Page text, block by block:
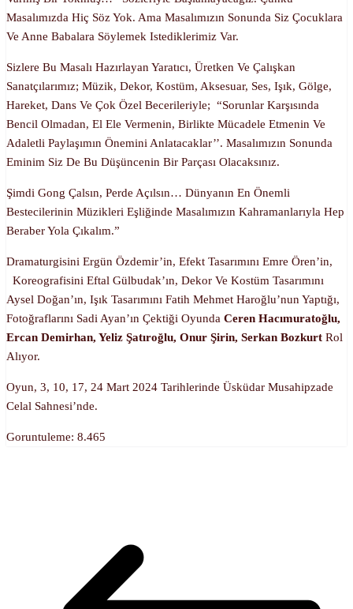
Masalımızda Hiç Söz Yok. Ama Masalımızın Sonunda Siz Çocuklara
Ve Anne Babalara Söylemek Istediklerimiz Var.
Sizlere Bu Masalı Hazırlayan Yaratıcı, Üretken Ve Çalışkan
Sanatçılarımız; Müzik, Dekor, Kostüm, Aksesuar, Ses, Işık, Gölge,
Hareket, Dans Ve Çok Özel Becerileriyle; “Sorunlar Karşısında
Bencil Olmadan, El Ele Vermenin, Birlikte Mücadele Etmenin Ve
Adaletli Paylaşımın Önemini Anlatacaklar’’. Masalımızın Sonunda
Eminim Siz De Bu Düşüncenin Bir Parçası Olacaksınız.
Şimdi Gong Çalsın, Perde Açılsın… Dünyanın En Önemli
Bestecilerinin Müzikleri Eşliğinde Masalımızın Kahramanlarıyla Hep
Beraber Yola Çıkalım.”
Dramaturgisini Ergün Özdemir’in, Efekt Tasarımını Emre Ören’in,
Koreografisini Eftal Gülbudak’ın, Dekor Ve Kostüm Tasarımını
Aysel Doğan’ın, Işık Tasarımını Fatih Mehmet Haroğlu’nun Yaptığı,
Fotoğraflarını Sadi Ayan’ın Çektiği Oyunda Ceren Hacımuratoğlu,
Ercan Demirhan, Yeliz Şatıroğlu, Onur Şirin, Serkan Bozkurt Rol
Alıyor.
Oyun, 3, 10, 17, 24 Mart 2024 Tarihlerinde Üsküdar Musahipzade
Celal Sahnesi’nde.
Goruntuleme: 8.465